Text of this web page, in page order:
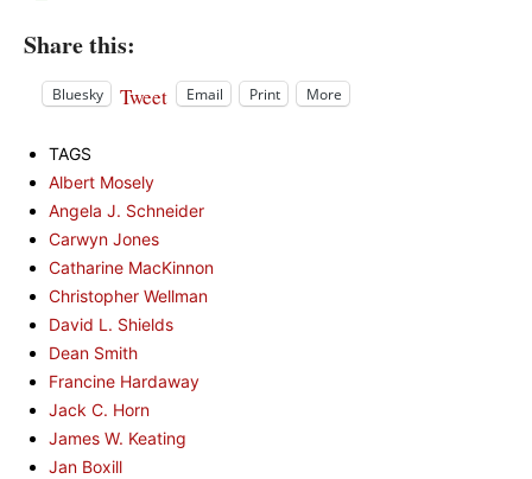
Share this:
Bluesky Tweet Email Print More
TAGS
Albert Mosely
Angela J. Schneider
Carwyn Jones
Catharine MacKinnon
Christopher Wellman
David L. Shields
Dean Smith
Francine Hardaway
Jack C. Horn
James W. Keating
Jan Boxill